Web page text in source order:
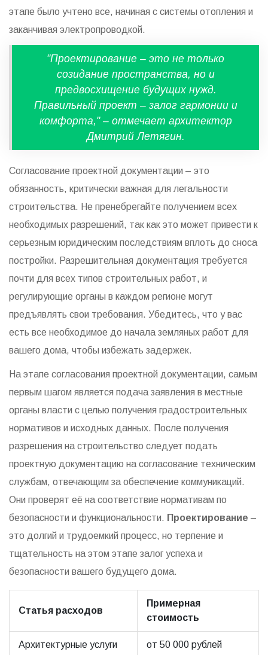
этапе было учтено все, начиная с системы отопления и
заканчивая электропроводкой.
"Проектирование – это не только
созидание пространства, но и
предвосхищение будущих нужд.
Правильный проект – залог гармонии и
комфорта," – отмечает архитектор
Дмитрий Летягин.
Согласование проектной документации – это
обязанность, критически важная для легальности
строительства. Не пренебрегайте получением всех
необходимых разрешений, так как это может привести к
серьезным юридическим последствиям вплоть до сноса
постройки. Разрешительная документация требуется
почти для всех типов строительных работ, и
регулирующие органы в каждом регионе могут
предъявлять свои требования. Убедитесь, что у вас
есть все необходимое до начала земляных работ для
вашего дома, чтобы избежать задержек.
На этапе согласования проектной документации, самым
первым шагом является подача заявления в местные
органы власти с целью получения градостроительных
нормативов и исходных данных. После получения
разрешения на строительство следует подать
проектную документацию на согласование техническим
службам, отвечающим за обеспечение коммуникаций.
Они проверят её на соответствие нормативам по
безопасности и функциональности. Проектирование –
это долгий и трудоемкий процесс, но терпение и
тщательность на этом этапе залог успеха и
безопасности вашего будущего дома.
Статья расходов
Примерная
стоимость
Архитектурные услуги от 50 000 рублей